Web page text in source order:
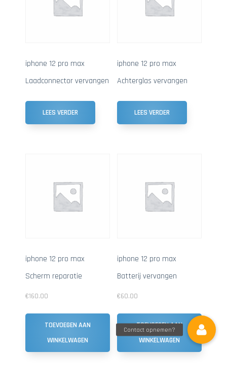
iphone 12 pro max
Laadconnector vervangen
LEES VERDER
iphone 12 pro max
Achterglas vervangen
LEES VERDER
iphone 12 pro max
Scherm reparatie
€160.00
TOEVOEGEN AAN
WINKELWAGEN
iphone 12 pro max
Batterij vervangen
€60.00
TOEVOEGEN AAN
WINKELWAGEN